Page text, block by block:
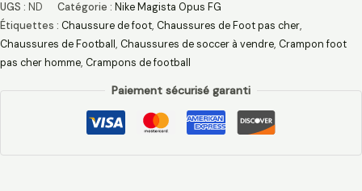
UGS : ND Catégorie : Nike Magista Opus FG
Étiquettes : Chaussure de foot, Chaussures de Foot pas cher,
Chaussures de Football, Chaussures de soccer à vendre, Crampon foot
pas cher homme, Crampons de football
Paiement sécurisé garanti